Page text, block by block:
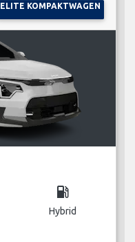
ELITE KOMPAKTWAGEN
local_gas_station
Hybrid